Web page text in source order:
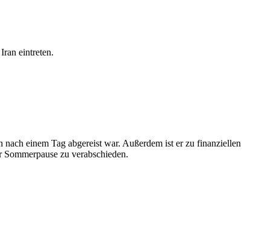
eintreten.
einem Tag abgereist war. Außerdem ist er zu finanziellen
zu verabschieden.